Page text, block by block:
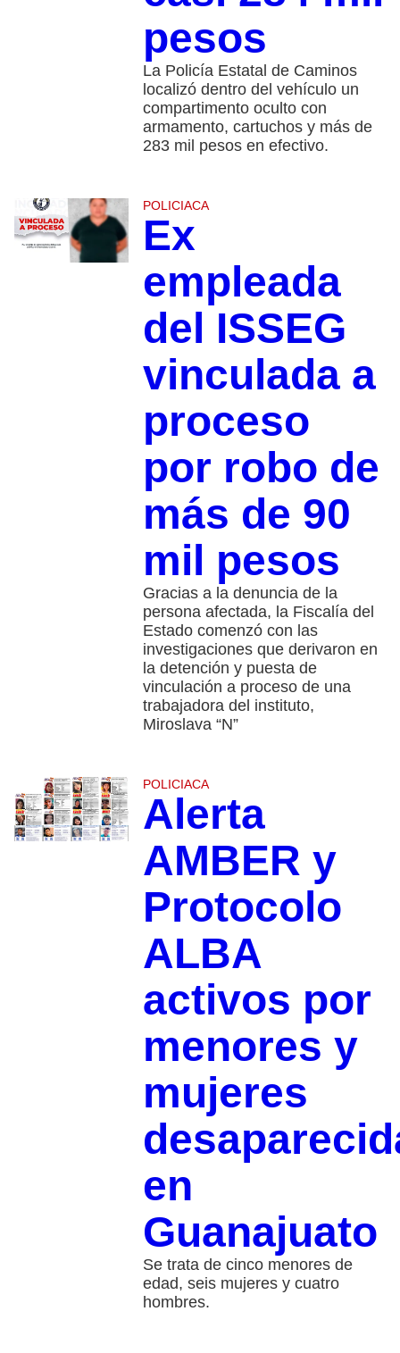
pesos
La Policía Estatal de Caminos
localizó dentro del vehículo un
compartimento oculto con
armamento, cartuchos y más de
283 mil pesos en efectivo.
POLICIACA
Ex
empleada
del ISSEG
vinculada a
proceso
por robo de
más de 90
mil pesos
Gracias a la denuncia de la
persona afectada, la Fiscalía del
Estado comenzó con las
investigaciones que derivaron en
la detención y puesta de
vinculación a proceso de una
trabajadora del instituto,
Miroslava “N”
POLICIACA
Alerta
AMBER y
Protocolo
ALBA
activos por
menores y
mujeres
en
Guanajuato
Se trata de cinco menores de
edad, seis mujeres y cuatro
hombres.